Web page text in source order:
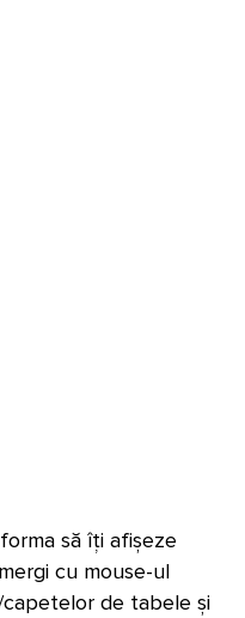
să îți afișeze
cu mouse-ul
de tabele și